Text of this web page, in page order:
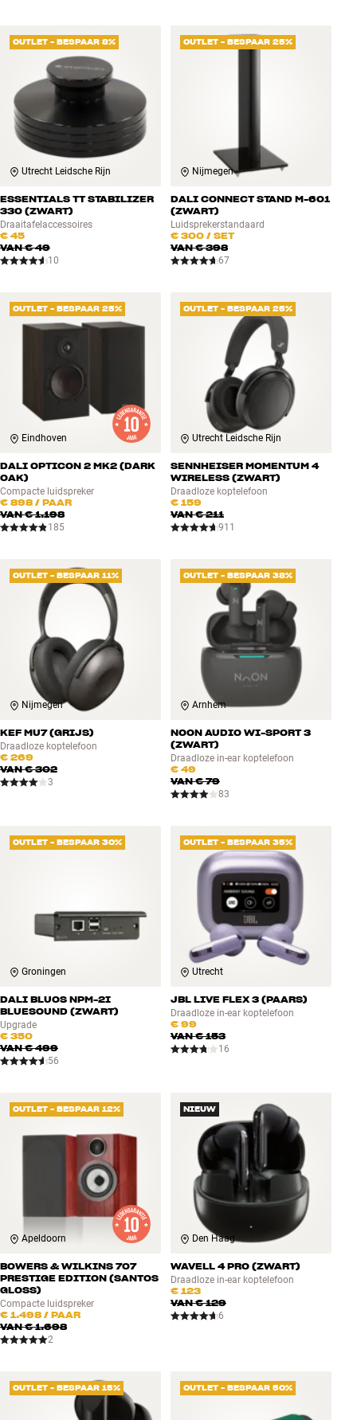
OUTLET - BESPAAR 8%
Utrecht Leidsche Rijn
ESSENTIALS TT STABILIZER
330 (ZWART)
Draaitafelaccessoires
€ 45
VAN€ 49
10
OUTLET - BESPAAR 25%
Nijmegen
DALI CONNECT STAND M-601
(ZWART)
Luidsprekerstandaard
€ 300 / SET
VAN€ 398
67
OUTLET - BESPAAR 25%
Eindhoven
DALI OPTICON 2 MK2 (DARK
OAK)
Compacte luidspreker
€ 898 / PAAR
VAN€ 1.198
185
OUTLET - BESPAAR 25%
Utrecht Leidsche Rijn
SENNHEISER MOMENTUM 4
WIRELESS (ZWART)
Draadloze koptelefoon
€ 159
VAN€ 211
911
OUTLET - BESPAAR 11%
Nijmegen
KEF MU7 (GRIJS)
Draadloze koptelefoon
€ 269
VAN€ 302
3
OUTLET - BESPAAR 38%
Arnhem
NOON AUDIO WI-SPORT 3
(ZWART)
Draadloze in-ear koptelefoon
€ 49
VAN€ 79
83
OUTLET - BESPAAR 30%
Groningen
DALI BLUOS NPM-2I
BLUESOUND (ZWART)
Upgrade
€ 350
VAN€ 499
56
OUTLET - BESPAAR 35%
Utrecht
JBL LIVE FLEX 3 (PAARS)
Draadloze in-ear koptelefoon
€ 99
VAN€ 153
16
OUTLET - BESPAAR 12%
Apeldoorn
BOWERS & WILKINS 707
PRESTIGE EDITION (SANTOS
GLOSS)
Compacte luidspreker
€ 1.498 / PAAR
VAN€ 1.698
2
NIEUW
Den Haag
WAVELL 4 PRO (ZWART)
Draadloze in-ear koptelefoon
€ 123
VAN€ 129
6
OUTLET - BESPAAR 15% OUTLET - BESPAAR 50%